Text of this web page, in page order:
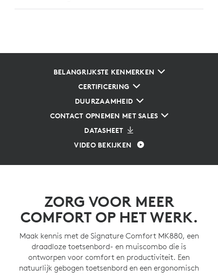
BELANGRIJKSTE KENMERKEN
CERTIFICERING
DUURZAAMHEID
CONTACT OPNEMEN MET SALES
DATASHEET
VIDEO BEKIJKEN
ZORG VOOR MEER
COMFORT OP HET WERK.
Maak kennis met de Signature Comfort MK880, een
draadloze toetsenbord- en muiscombo die is
ontworpen voor comfort en productiviteit. Een
natuurlijk gebogen toetsenbord en een ergonomisch